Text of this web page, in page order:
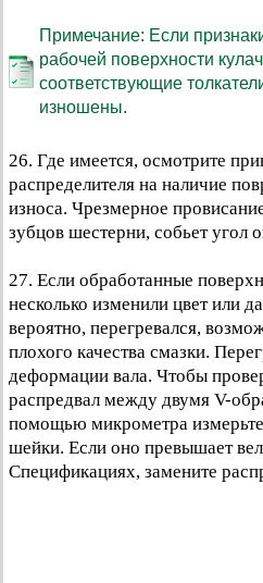
Примечание: Если
рабочей поверхности
соответствующие
изношены.
26. Где имеется, осмотрите
распределителя на наличие
износа. Чрезмерное
зубцов шестерни, собьет угол
27. Если обработанные
несколько изменили цвет или
вероятно, перегревался,
плохого качества смазки.
деформации вала. Чтобы
распредвал между двумя V-
помощью микрометра
шейки. Если оно превышает
Спецификациях, замените